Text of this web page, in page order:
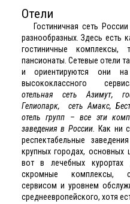
Отели
Гостиничная сеть России
разнообразных. Здесь есть
гостиничные
пансионаты. Сетевые отели
и ориентируются они на
высококлассного
отельная сеть Азимут,
Гелиопарк, сеть Амакс,
отель групп – все эти
заведения в России.
Как ни
респектабельные
крупных городах, основных
вот в лечебных курортах
скромные комплексы,
сервисом и уровнем
среднеевропейского, хотя